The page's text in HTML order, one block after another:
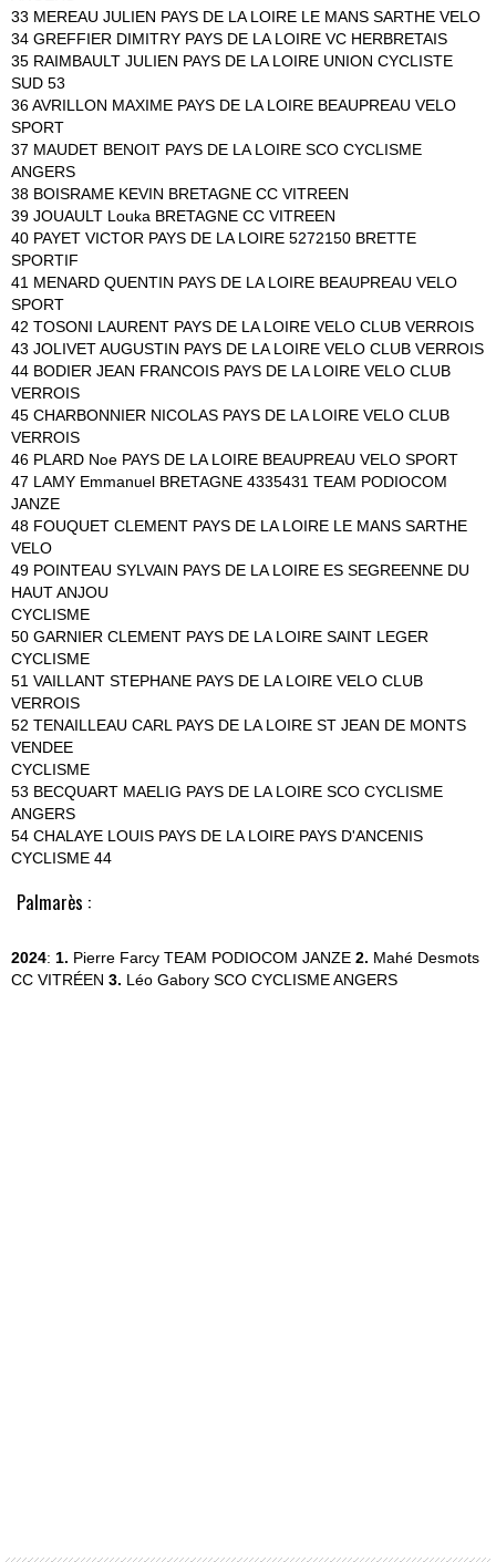
33 MEREAU JULIEN PAYS DE LA LOIRE LE MANS SARTHE VELO
34 GREFFIER DIMITRY PAYS DE LA LOIRE VC HERBRETAIS
35 RAIMBAULT JULIEN PAYS DE LA LOIRE UNION CYCLISTE
SUD 53
36 AVRILLON MAXIME PAYS DE LA LOIRE BEAUPREAU VELO
SPORT
37 MAUDET BENOIT PAYS DE LA LOIRE SCO CYCLISME
ANGERS
38 BOISRAME KEVIN BRETAGNE CC VITREEN
39 JOUAULT Louka BRETAGNE CC VITREEN
40 PAYET VICTOR PAYS DE LA LOIRE 5272150 BRETTE
SPORTIF
41 MENARD QUENTIN PAYS DE LA LOIRE BEAUPREAU VELO
SPORT
42 TOSONI LAURENT PAYS DE LA LOIRE VELO CLUB VERROIS
43 JOLIVET AUGUSTIN PAYS DE LA LOIRE VELO CLUB VERROIS
44 BODIER JEAN FRANCOIS PAYS DE LA LOIRE VELO CLUB
VERROIS
45 CHARBONNIER NICOLAS PAYS DE LA LOIRE VELO CLUB
VERROIS
46 PLARD Noe PAYS DE LA LOIRE BEAUPREAU VELO SPORT
47 LAMY Emmanuel BRETAGNE 4335431 TEAM PODIOCOM
JANZE
48 FOUQUET CLEMENT PAYS DE LA LOIRE LE MANS SARTHE
VELO
49 POINTEAU SYLVAIN PAYS DE LA LOIRE ES SEGREENNE DU
HAUT ANJOU
CYCLISME
50 GARNIER CLEMENT PAYS DE LA LOIRE SAINT LEGER
CYCLISME
51 VAILLANT STEPHANE PAYS DE LA LOIRE VELO CLUB
VERROIS
52 TENAILLEAU CARL PAYS DE LA LOIRE ST JEAN DE MONTS
VENDEE
CYCLISME
53 BECQUART MAELIG PAYS DE LA LOIRE SCO CYCLISME
ANGERS
54 CHALAYE LOUIS PAYS DE LA LOIRE PAYS D'ANCENIS
CYCLISME 44
Palmarès :
2024: 1. Pierre Farcy TEAM PODIOCOM JANZE 2. Mahé Desmots
CC VITRÉEN 3. Léo Gabory SCO CYCLISME ANGERS